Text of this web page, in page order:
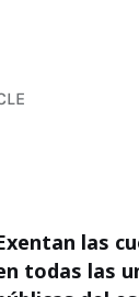
las
todas las